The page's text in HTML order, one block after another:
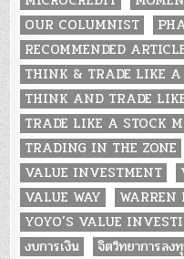
OUR COLUMNIST
RECOMMENDED
THINK & TRADE LIKE
THINK AND TRADE
TRADE LIKE A STOCK
TRADING IN THE ZONE
VALUE INVESTMENT
VALUE WAY
WARREN
YOYO’S VALUE
งบการเงิน
จิตวิทยาการลง